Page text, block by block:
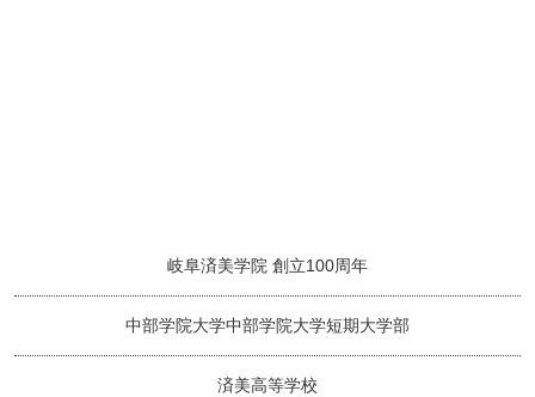
岐阜済美学院 創立100周年
中部学院大学中部学院大学短期大学部
済美高等学校